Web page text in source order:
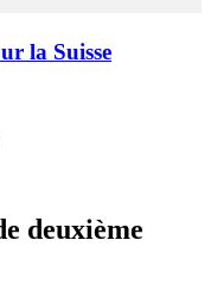
la Suisse
deuxième